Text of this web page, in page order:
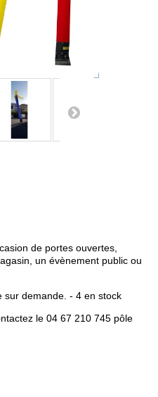
de portes ouvertes,
un évènement public ou
sur demande. - 4 en stock
le 04 67 210 745 pôle